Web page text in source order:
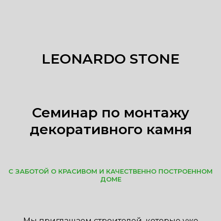
LEONARDO STONE
Семинар по монтажу
декоративного камня
С ЗАБОТОЙ О КРАСИВОМ И КАЧЕСТВЕННО ПОСТРОЕННОМ
ДОМЕ